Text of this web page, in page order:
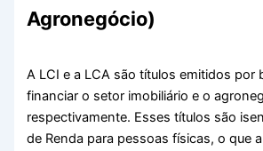
Agronegócio)
A LCI e a LCA são títulos emitidos por
financiar o setor imobiliário e o
respectivamente. Esses títulos são
de Renda para pessoas físicas, o que